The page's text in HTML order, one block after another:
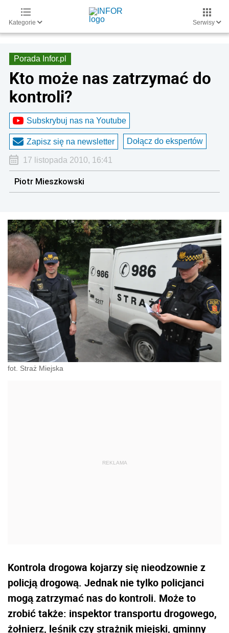
Kategorie Serwisy
Porada Infor.pl
Kto może nas zatrzymać do
kontroli?
Subskrybuj nas na Youtube
Zapisz się na newsletter Dołącz do ekspertów
17 listopada 2010, 16:41
Piotr Mieszkowski
fot. Straż Miejska
Kontrola drogowa kojarzy się nieodzownie z
policją drogową. Jednak nie tylko policjanci
mogą zatrzymać nas do kontroli. Może to
zrobić także: inspektor transportu drogowego,
żołnierz, leśnik czy strażnik miejski, gminny